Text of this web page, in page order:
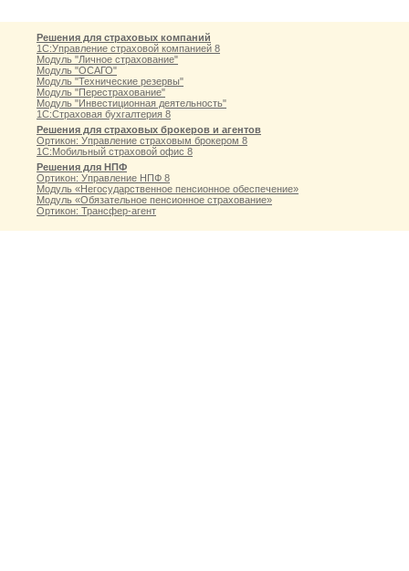
Решения для страховых компаний
1С:Управление страховой компанией 8
Модуль "Личное страхование"
Модуль "ОСАГО"
Модуль "Технические резервы"
Модуль "Перестрахование"
Модуль "Инвестиционная деятельность"
1С:Страховая бухгалтерия 8
Решения для страховых брокеров и агентов
Ортикон: Управление страховым брокером 8
1С:Мобильный страховой офис 8
Решения для НПФ
Ортикон: Управление НПФ 8
Модуль «Негосударственное пенсионное обеспечение»
Модуль «Обязательное пенсионное страхование»
Ортикон: Трансфер-агент